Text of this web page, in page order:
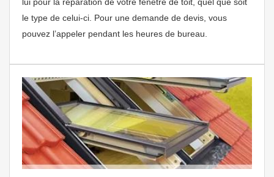
le type de celui-ci. Pour une demande de devis, vous
pouvez l’appeler pendant les heures de bureau.